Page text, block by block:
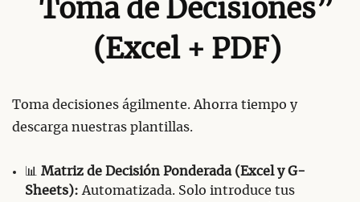
Toma de Decisiones”
(Excel + PDF)
Toma decisiones ágilmente. Ahorra tiempo y
descarga nuestras plantillas.
📊 Matriz de Decisión Ponderada (Excel y G-
Sheets): Automatizada. Solo introduce tus